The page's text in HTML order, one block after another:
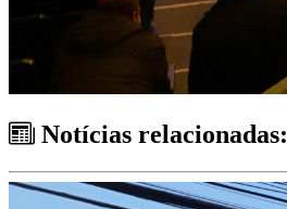
Notícias relacionadas: